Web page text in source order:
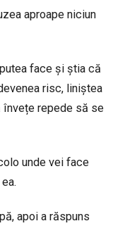
aproape niciun
face și știa că
risc, liniștea
învețe repede să se
unde vei face
apoi a răspuns